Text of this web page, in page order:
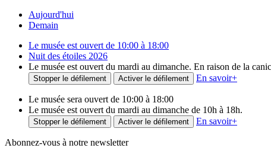
Aujourd'hui
Demain
Le musée est ouvert de 10:00 à 18:00
Nuit des étoiles 2026
Le musée est ouvert du mardi au dimanche. En raison de la
Stopper le défilement Activer le défilement En savoir+
Le musée sera ouvert de 10:00 à 18:00
Le musée est ouvert du mardi au dimanche de 10h à 18h.
Stopper le défilement Activer le défilement En savoir+
Abonnez-vous à notre newsletter